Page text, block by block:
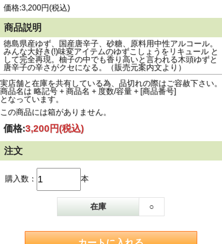
価格:3,200円(税込)
商品説明
徳島県産ゆず、国産唐辛子、砂糖、原料用中性アルコール。
みんな大好き(!)味変アイテムのゆずこしょうをリキュール と
して完全再現。柚子の中でも香り高いと言われる木頭ゆずと
唐辛子の辛さがクセになる。（販売元案内文より）
実店舗と在庫を共有している為、品切れの際はご容赦下さい。
商品名は 略記号 + 商品名 + 度数/容量 + [商品番号]
となっています。
この商品には箱がありません。
価格:3,200円(税込)
注文
購入数： 本
在庫 ○